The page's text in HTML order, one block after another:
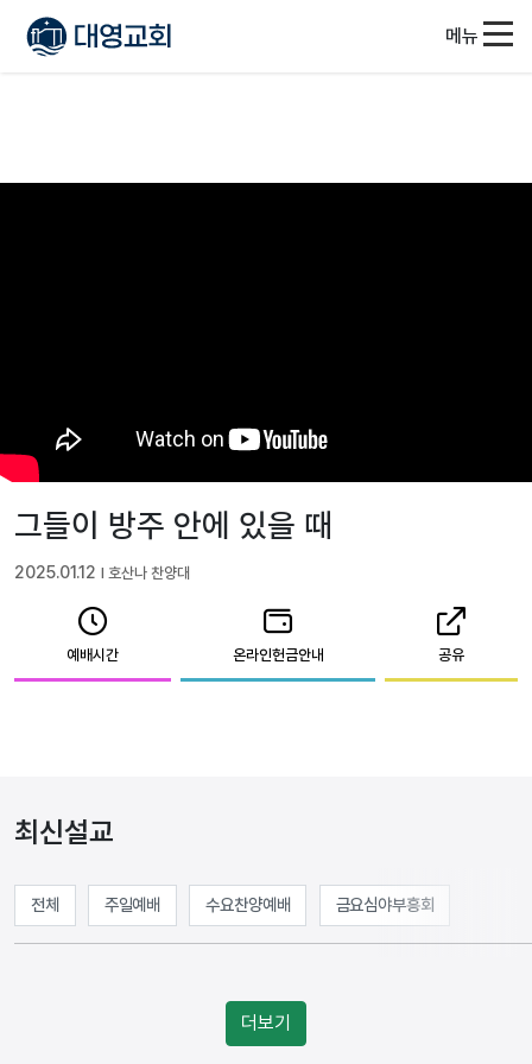
메뉴
그들이 방주 안에 있을 때
2025.01.12 l 호산나 찬양대
예배시간 온라인헌금안내 공유
최신설교
전체 주일예배 수요찬양예배 금요심야부흥회
더보기